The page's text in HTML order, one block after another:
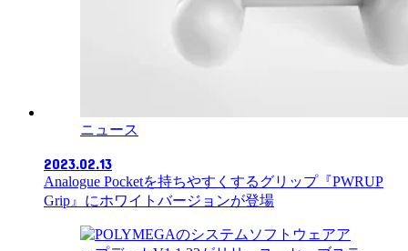
ニュース
2023.02.13
Analogue Pocketを持ちやすくするグリップ『PWRUP
Grip』にホワイトバージョンが登場